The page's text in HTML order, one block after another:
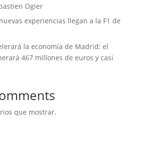
Ogier
experiencias llegan a la F1 de
la economía de Madrid: el
467 millones de euros y casi
que mostrar.